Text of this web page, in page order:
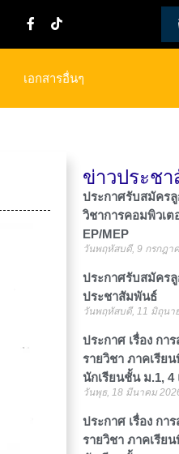
เอกสารอื่นๆ
ข่าวประช
ประกาศรับสมัคร
วิชาการคอมพิวเต
EP/MEP
วันพฤหัสบดี, 9 กรกฎา
ประกาศรับสมัคร
ประชาสัมพันธ์
วันพฤหัสบดี, 11 มิถุนา
ประกาศ เรื่อง กา
รายวิชา ภาคเรีย
นักเรียนชั้น ม.1, 4
วันพุธ, 18 มีนาคม
ประกาศ เรื่อง กา
รายวิชา ภาคเรีย